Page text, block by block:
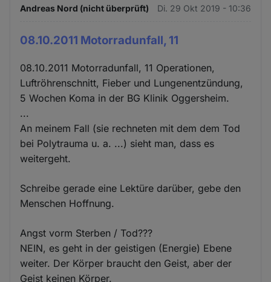
Andreas Nord (nicht überprüft) Di. 29 Okt 2019 - 10:36
08.10.2011 Motorradunfall, 11
08.10.2011 Motorradunfall, 11 Operationen,
Luftröhrenschnitt, Fieber und Lungenentzündung,
5 Wochen Koma in der BG Klinik Oggersheim.
...
An meinem Fall (sie rechneten mit dem dem Tod
bei Polytrauma u. a. ...) sieht man, dass es
weitergeht.
Schreibe gerade eine Lektüre darüber, gebe den
Menschen Hoffnung.
Angst vorm Sterben / Tod???
NEIN, es geht in der geistigen (Energie) Ebene
weiter. Der Körper braucht den Geist, aber der
Geist keinen Körper.